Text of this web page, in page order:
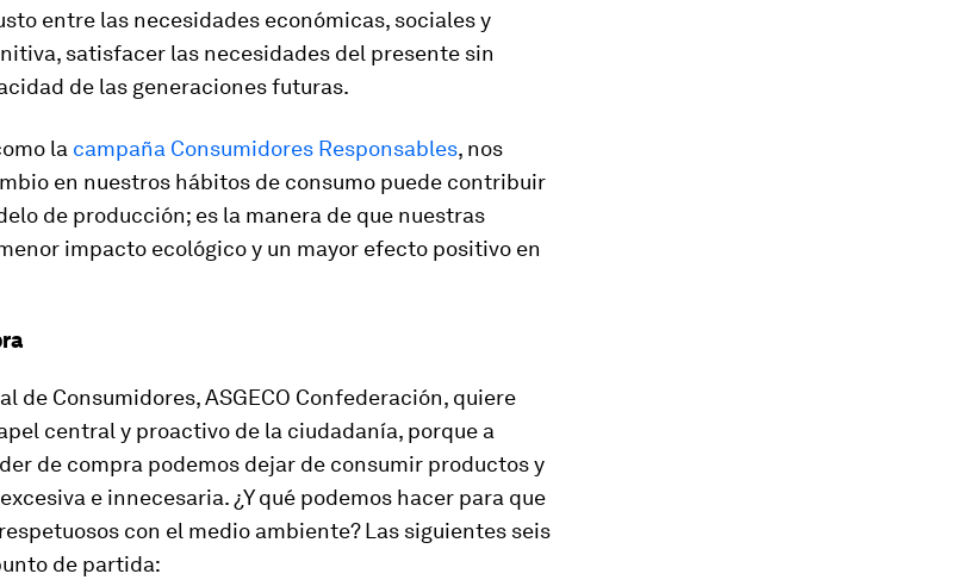
entre las necesidades económicas, sociales y
satisfacer las necesidades del presente sin
de las generaciones futuras.
la campaña Consumidores Responsables, nos
en nuestros hábitos de consumo puede contribuir
de producción; es la manera de que nuestras
impacto ecológico y un mayor efecto positivo en
de Consumidores, ASGECO Confederación, quiere
central y proactivo de la ciudadanía, porque a
de compra podemos dejar de consumir productos y
e innecesaria. ¿Y qué podemos hacer para que
con el medio ambiente? Las siguientes seis
de partida: